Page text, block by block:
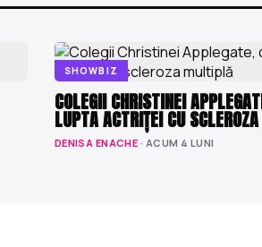
SHOWBIZ
COLEGII CHRISTINEI
LUPTA ACTRIȚEI CU
DENISA ENACHE · ACUM 4 LUNI